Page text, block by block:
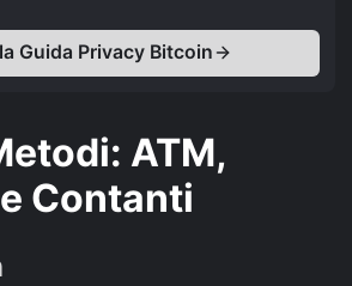
Guida Privacy Bitcoin
ATM,
Contanti